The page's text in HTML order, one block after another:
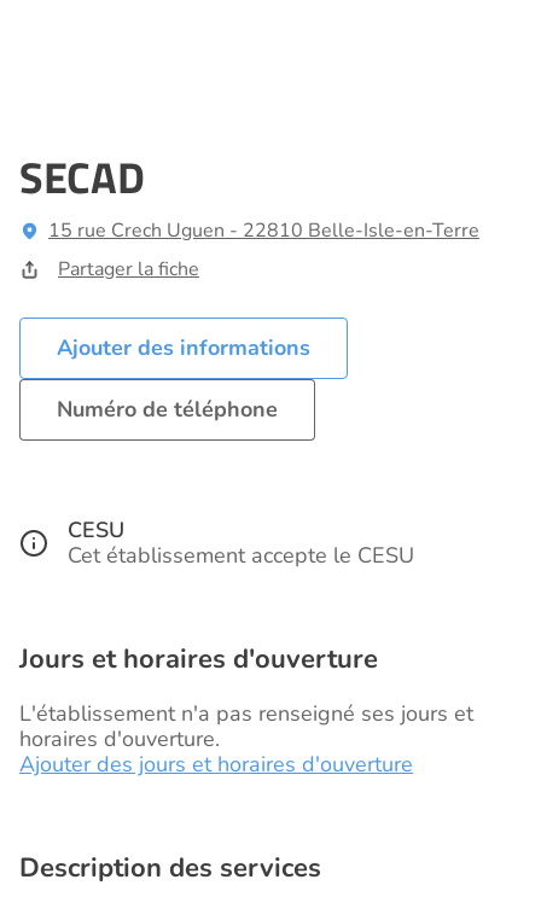
SECAD
15 rue Crech Uguen - 22810 Belle-Isle-en-Terre
Partager la fiche
Ajouter des informations
Numéro de téléphone
CESU
Cet établissement accepte le CESU
Jours et horaires d'ouverture
L'établissement n'a pas renseigné ses jours et
horaires d'ouverture.
Ajouter des jours et horaires d'ouverture
Description des services